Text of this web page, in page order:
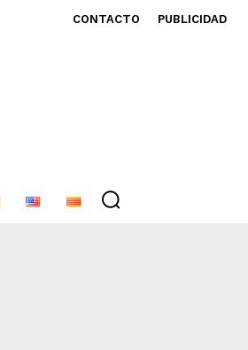
CONTACTO PUBLICIDAD